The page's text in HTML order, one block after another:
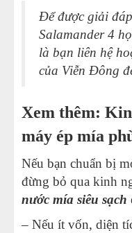
Để được giải
Salamander 4
là bạn liên hệ
của Viễn Đông
Xem thêm:
máy ép mía
Nếu bạn chuẩn bị
đừng bỏ qua kinh
nước mía siêu sạch
– Nếu ít vốn, diện